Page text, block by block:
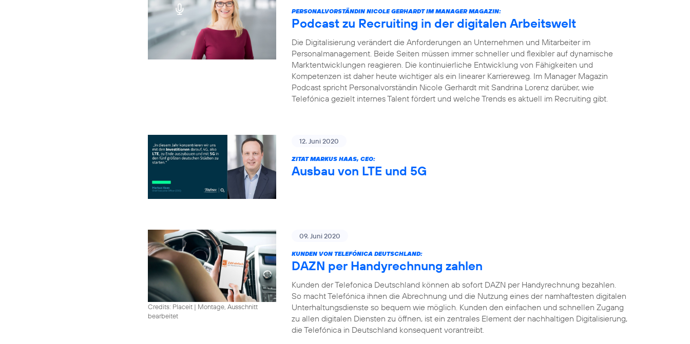
PERSONALVORSTÄNDIN NICOLE GERHARDT IM MANAGER MAGAZIN:
Podcast zu Recruiting in der digitalen Arbeitswelt
Die Digitalisierung verändert die Anforderungen an Unternehmen und Mitarbeiter im
Personalmanagement. Beide Seiten müssen immer schneller und flexibler auf dynamische
Marktentwicklungen reagieren. Die kontinuierliche Entwicklung von Fähigkeiten und
Kompetenzen ist daher heute wichtiger als ein linearer Karriereweg. Im Manager Magazin
Podcast spricht Personalvorständin Nicole Gerhardt mit Sandrina Lorenz darüber, wie
Telefónica gezielt internes Talent fördert und welche Trends es aktuell im Recruiting gibt.
12. Juni 2020
ZITAT MARKUS HAAS, CEO:
Ausbau von LTE und 5G
Credits: Placeit | Montage, Ausschnitt
bearbeitet
09. Juni 2020
KUNDEN VON TELEFÓNICA DEUTSCHLAND:
DAZN per Handyrechnung zahlen
Kunden der Telefonica Deutschland können ab sofort DAZN per Handyrechnung bezahlen.
So macht Telefónica ihnen die Abrechnung und die Nutzung eines der namhaftesten digitalen
Unterhaltungsdienste so bequem wie möglich. Kunden den einfachen und schnellen Zugang
zu allen digitalen Diensten zu öffnen, ist ein zentrales Element der nachhaltigen Digitalisierung,
die Telefónica in Deutschland konsequent vorantreibt.